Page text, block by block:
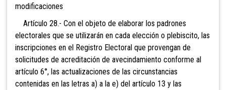
modificaciones
Artículo 28.- Con el objeto de elaborar los padrones
electorales que se utilizarán en cada elección o plebiscito, las
inscripciones en el Registro Electoral que provengan de
solicitudes de acreditación de avecindamiento conforme al
artículo 6°, las actualizaciones de las circunstancias
contenidas en las letras a) a la e) del artículo 13 y las